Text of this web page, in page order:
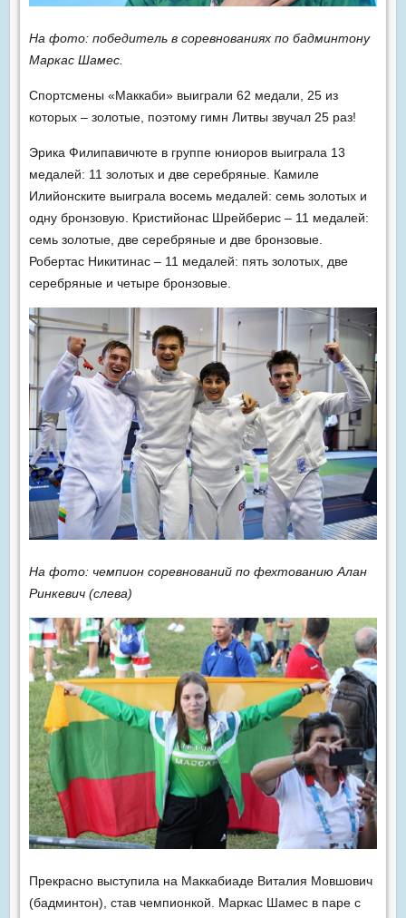
На фото: победитель в соревнованиях по бадминтону
Маркас Шамес.
Спортсмены «Маккаби» выиграли 62 медали, 25 из
которых – золотые, поэтому гимн Литвы звучал 25 раз!
Эрика Филипавичюте в группе юниоров выиграла 13
медалей: 11 золотых и две серебряные. Камиле
Илийонските выиграла восемь медалей: семь золотых и
одну бронзовую. Кристийонас Шрейберис – 11 медалей:
семь золотые, две серебряные и две бронзовые.
Робертас Никитинас – 11 медалей: пять золотых, две
серебряные и четыре бронзовые.
На фото: чемпион соревнований по фехтованию Алан
Ринкевич (слева)
Прекрасно выступила на Маккабиаде Виталия Мовшович
(бадминтон), став чемпионкой. Маркас Шамес в паре с